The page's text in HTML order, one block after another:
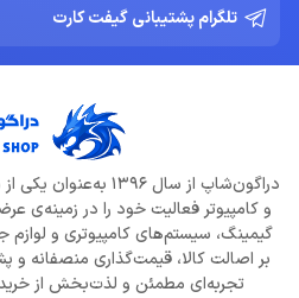
تلگرام پشتیبانی گیفت کارت
دراگون‌شاپ از سال
و کامپیوتر فعالیت خود را در زمینه‌ی
گیمینگ، سیستم‌های کامپیوتری و لوازم
بر اصالت کالا، قیمت‌گذاری منصفانه و
تجربه‌ای مطمئن و لذت‌بخش از خرید